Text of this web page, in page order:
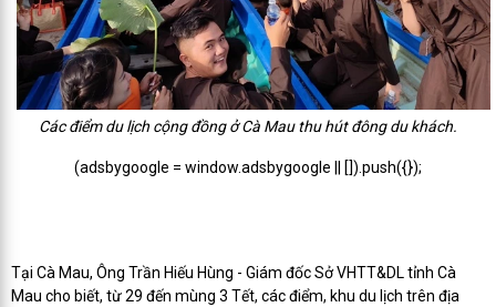
Các điểm du lịch cộng đồng ở Cà Mau thu hút đông du khách.
(adsbygoogle = window.adsbygoogle || []).push({});
Tại Cà Mau, Ông Trần Hiếu Hùng - Giám đốc Sở VHTT&DL tỉnh Cà
Mau cho biết, từ 29 đến mùng 3 Tết, các điểm, khu du lịch trên địa